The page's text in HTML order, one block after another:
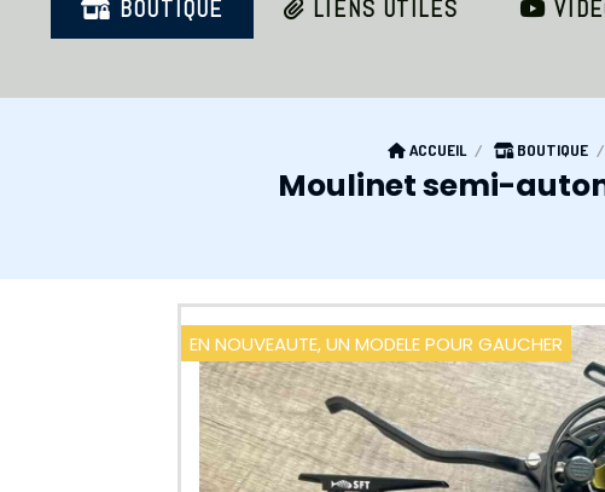
BOUTIQUE LIENS UTILES
ACCUEIL BOUTIQUE
Moulinet semi-
EN NOUVEAUTE, UN MODELE POUR GAUCHER